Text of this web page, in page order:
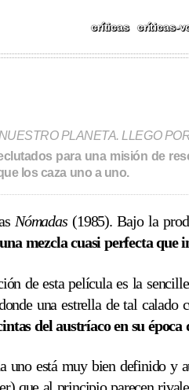
críticas críticas-
PLANETA. LLEGO
para una misión de
los caza uno a uno.
Nómadas(1985). Bajo la
una mezcla cuasi perfecta que
de esta película es la
una estrella de tal
del austríaco en su época
uno está muy bien definido